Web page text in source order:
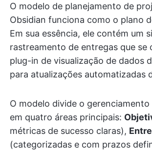
O modelo de planejamento de
Obsidian funciona como o plano
Em sua essência, ele contém um
rastreamento de entregas que se
plug-in de visualização de dados
para atualizações automatizadas
O modelo divide o
em quatro áreas principais:
métricas de sucesso claras),
(categorizadas e com prazos